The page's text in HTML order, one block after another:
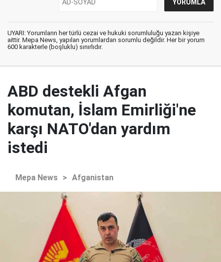
UYARI: Yorumların her türlü cezai ve hukuki sorumluluğu yazan kişiye
aittir. Mepa News, yapılan yorumlardan sorumlu değildir. Her bir yorum
600 karakterle (boşluklu) sınırlıdır.
ABD destekli Afgan
komutan, İslam Emirliği'ne
karşı NATO'dan yardım
istedi
Mepa News > Afganistan